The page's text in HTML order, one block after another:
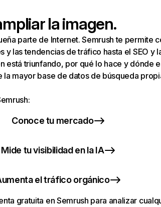
la imagen.
parte de Internet. Semrush te permite
las tendencias de tráfico hasta el SEO y
está triunfando, por qué lo hace y dónde
mayor base de datos de búsqueda
Conoce tu mercado
Mide tu visibilidad en la IA
el tráfico orgánico
gratuita en Semrush para analizar